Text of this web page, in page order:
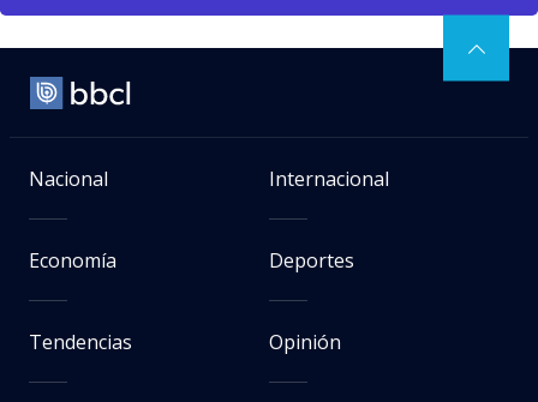
Nacional Internacional
Economía Deportes
Tendencias Opinión